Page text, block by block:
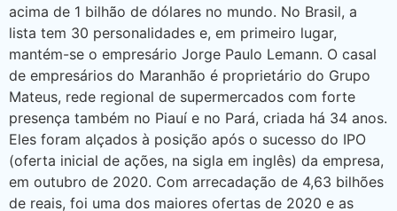
acima de 1 bilhão de dólares no mundo. No Brasil, a
lista tem 30 personalidades e, em primeiro lugar,
mantém-se o empresário Jorge Paulo Lemann. O casal
de empresários do Maranhão é proprietário do Grupo
Mateus, rede regional de supermercados com forte
presença também no Piauí e no Pará, criada há 34 anos.
Eles foram alçados à posição após o sucesso do IPO
(oferta inicial de ações, na sigla em inglês) da empresa,
em outubro de 2020. Com arrecadação de 4,63 bilhões
de reais, foi uma dos maiores ofertas de 2020 e as